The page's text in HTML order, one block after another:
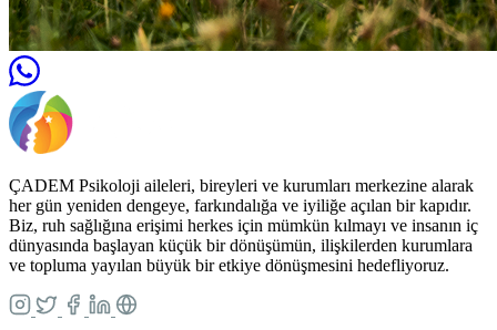
ÇADEM Psikoloji aileleri, bireyleri ve kurumları merkezine alarak
her gün yeniden dengeye, farkındalığa ve iyiliğe açılan bir kapıdır.
Biz, ruh sağlığına erişimi herkes için mümkün kılmayı ve insanın iç
dünyasında başlayan küçük bir dönüşümün, ilişkilerden kurumlara
ve topluma yayılan büyük bir etkiye dönüşmesini hedefliyoruz.